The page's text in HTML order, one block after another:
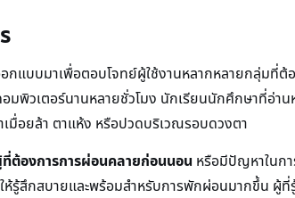
กแบบมาเพื่อตอบโจทย์ผู้ใช้งานหลากหลายกลุ่มที่
พิวเตอร์นานหลายชั่วโมง นักเรียนนักศึกษาที่อ่า
มื่อยล้า ตาแห้ง หรือปวดบริเวณรอบดวงตา
ต้องการการผ่อนคลายก่อนนอน หรือมีปัญหาในกา
ห้รู้สึกสบายและพร้อมสำหรับการพักผ่อนมากขึ้น ผู้